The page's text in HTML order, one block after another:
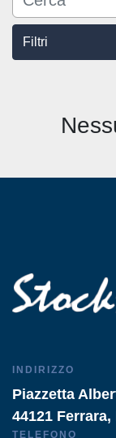
Filtri
INDIRIZZO
Piazzetta
44121 Ferrara,
TELEFONO